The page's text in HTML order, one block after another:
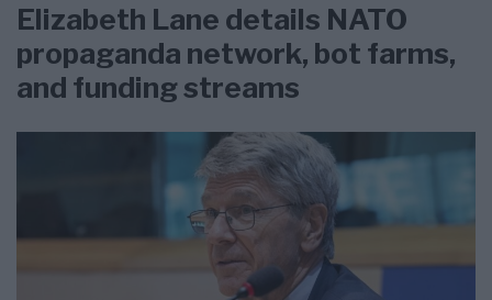
Elizabeth Lane details NATO
propaganda network, bot farms,
and funding streams